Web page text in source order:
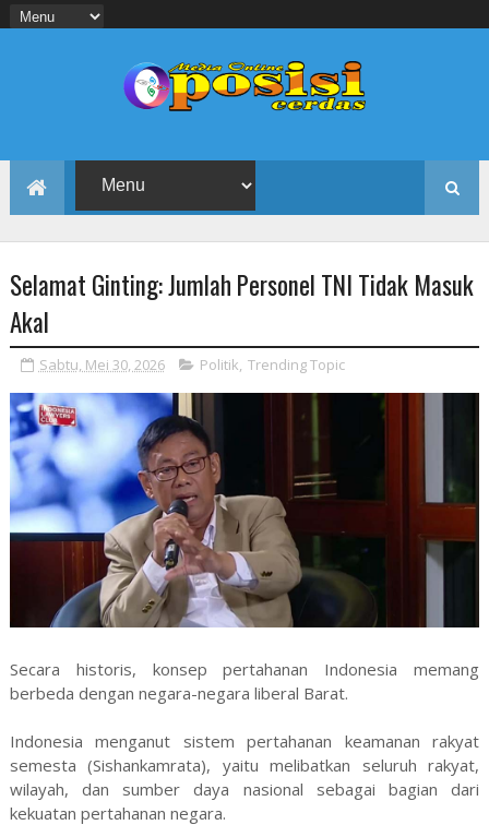
Selamat Ginting: Jumlah Personel TNI Tidak Masuk
Akal
Sabtu, Mei 30, 2026 Politik, Trending Topic
Secara historis, konsep pertahanan Indonesia memang
berbeda dengan negara-negara liberal Barat.
Indonesia menganut sistem pertahanan keamanan rakyat
semesta (Sishankamrata), yaitu melibatkan seluruh rakyat,
wilayah, dan sumber daya nasional sebagai bagian dari
kekuatan pertahanan negara.